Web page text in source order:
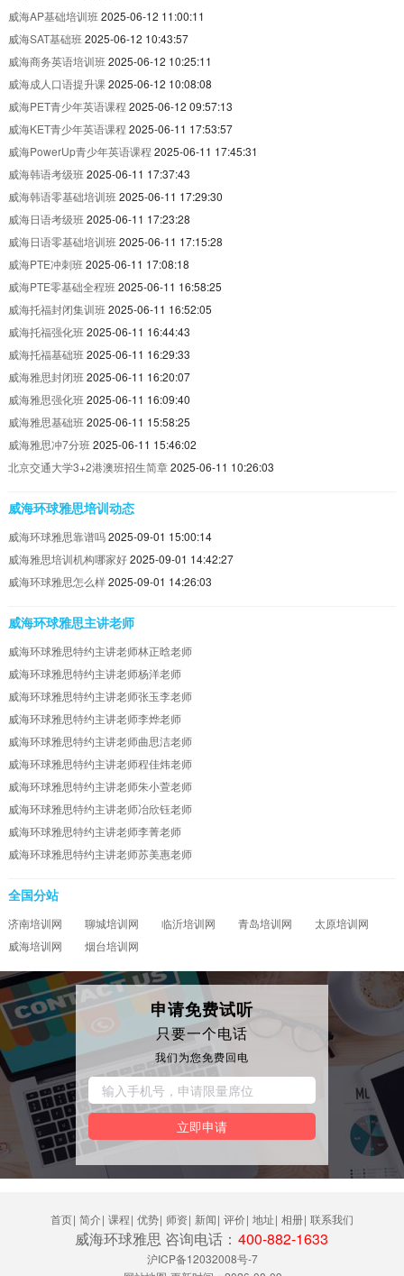
威海AP基础培训班 2025-06-12 11:00:11
威海SAT基础班 2025-06-12 10:43:57
威海商务英语培训班 2025-06-12 10:25:11
威海成人口语提升课2025-06-12 10:08:08
威海PET青少年英语课程 2025-06-12 09:57:13
威海KET青少年英语课程 2025-06-11 17:53:57
威海PowerUp青少年英语课程 2025-06-11 17:45:31
威海韩语考级班 2025-06-11 17:37:43
威海韩语零基础培训班 2025-06-11 17:29:30
威海日语考级班 2025-06-11 17:23:28
威海日语零基础培训班 2025-06-11 17:15:28
威海PTE冲刺班 2025-06-11 17:08:18
威海PTE零基础全程班 2025-06-11 16:58:25
威海托福封闭集训班 2025-06-11 16:52:05
威海托福强化班 2025-06-11 16:44:43
威海托福基础班 2025-06-11 16:29:33
威海雅思封闭班 2025-06-11 16:20:07
威海雅思强化班 2025-06-11 16:09:40
威海雅思基础班 2025-06-11 15:58:25
威海雅思冲7分班 2025-06-11 15:46:02
北京交通大学3+2港澳班招生简章2025-06-11 10:26:03
威海环球雅思培训动态
威海环球雅思靠谱吗2025-09-01 15:00:14
威海雅思培训机构哪家好2025-09-01 14:42:27
威海环球雅思怎么样2025-09-01 14:26:03
威海环球雅思主讲老师
威海环球雅思特约主讲老师林正晗老师
威海环球雅思特约主讲老师杨洋老师
威海环球雅思特约主讲老师张玉李老师
威海环球雅思特约主讲老师李烨老师
威海环球雅思特约主讲老师曲思洁老师
威海环球雅思特约主讲老师程佳炜老师
威海环球雅思特约主讲老师朱小萱老师
威海环球雅思特约主讲老师冶欣钰老师
威海环球雅思特约主讲老师李菁老师
威海环球雅思特约主讲老师苏美惠老师
全国分站
济南培训网 聊城培训网 临沂培训网 青岛培训网
太原培训网
威海培训网
烟台培训网
申请免费试听
只要一个电话
我们为您免费回电
立即申请
首页| 简介| 课程| 优势| 师资| 新闻| 评价| 地址| 相册| 联系我们
威海环球雅思 咨询电话： 400-882-1633
沪ICP备12032008号-7